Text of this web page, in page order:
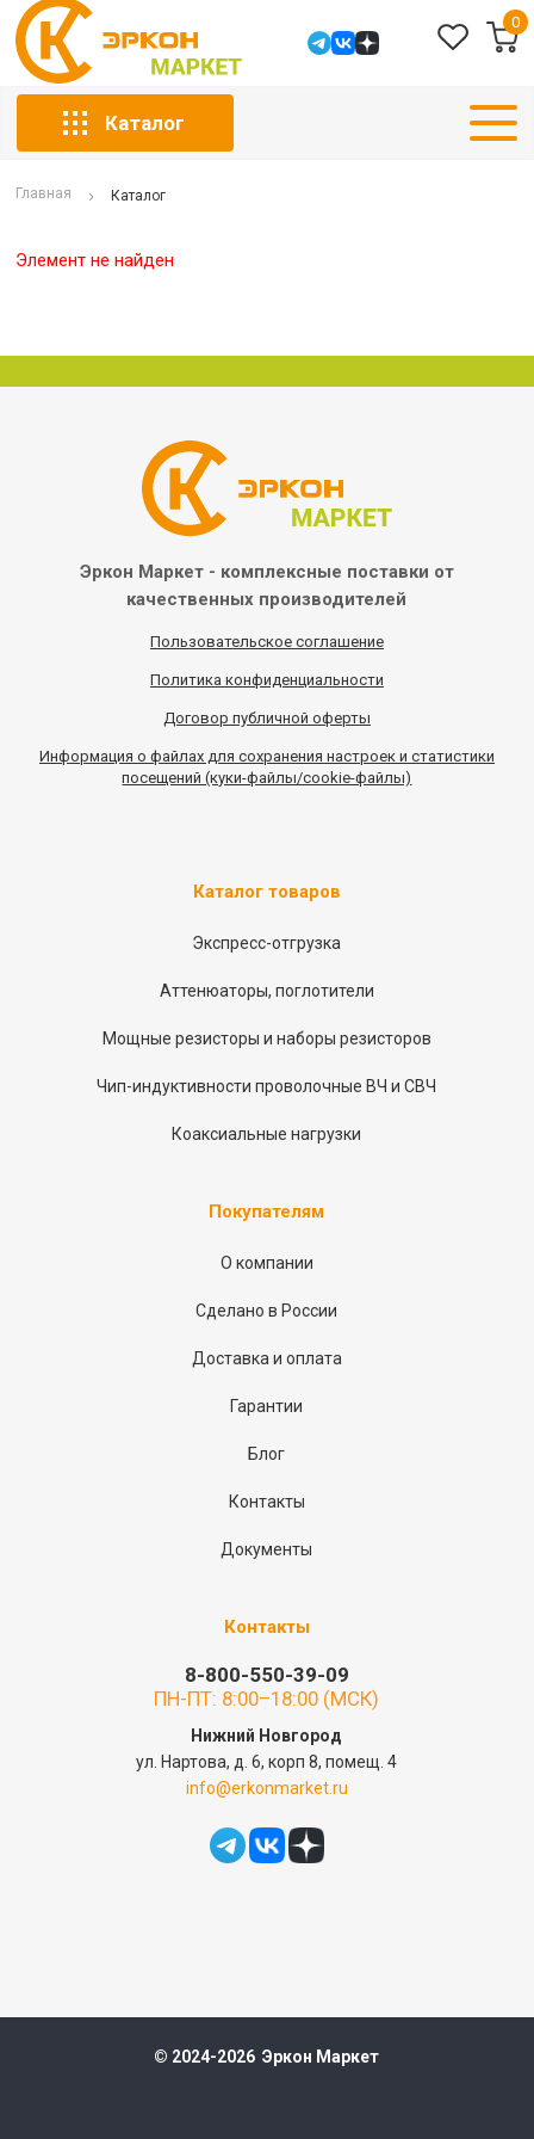
0
Каталог
Главная Каталог
Элемент не найден
Эркон Маркет - комплексные поставки от
качественных производителей
Пользовательское соглашение
Политика конфиденциальности
Договор публичной оферты
Информация о файлах для сохранения настроек и статистики
посещений (куки-файлы/cookie-файлы)
Каталог товаров
Экспресс-отгрузка
Аттенюаторы, поглотители
Мощные резисторы и наборы резисторов
Чип-индуктивности проволочные ВЧ и СВЧ
Коаксиальные нагрузки
Покупателям
О компании
Сделано в России
Доставка и оплата
Гарантии
Блог
Контакты
Документы
Контакты
8-800-550-39-09
ПН-ПТ: 8:00–18:00 (МСК)
Нижний Новгород
ул. Нартова, д. 6, корп 8, помещ. 4
info@erkonmarket.ru
© 2024-2026 Эркон Маркет